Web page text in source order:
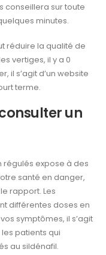
conseillera sur toute
minutes.
réduire la qualité de
vertiges, il y a 0
il s’agit d’un website
terme.
un
régulés expose à des
santé en danger,
rapport. Les
différentes doses en
symptômes, il s’agit
patients qui
au sildénafil.